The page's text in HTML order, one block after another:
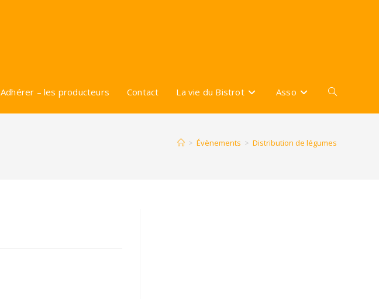
Adhérer – les producteurs Contact La vie du Bistrot Asso Toggle
> Évènements > Distribution de légumes